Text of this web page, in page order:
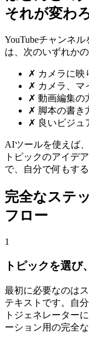
それが変わ
YouTubeチャンネ
は、次のいずれか
✗ カメラに映
✗ カメラ、マ
✗ 動画編集の
✗ 脚本の書き
✗ 良いビジュ
AIツールを使えば
トピックのアイデ
で、自分で何もす
完全なステ
フロー
1
トピックを選
最初に必要なのは
テキストです。自
トジェネレーター
ーション用の完全